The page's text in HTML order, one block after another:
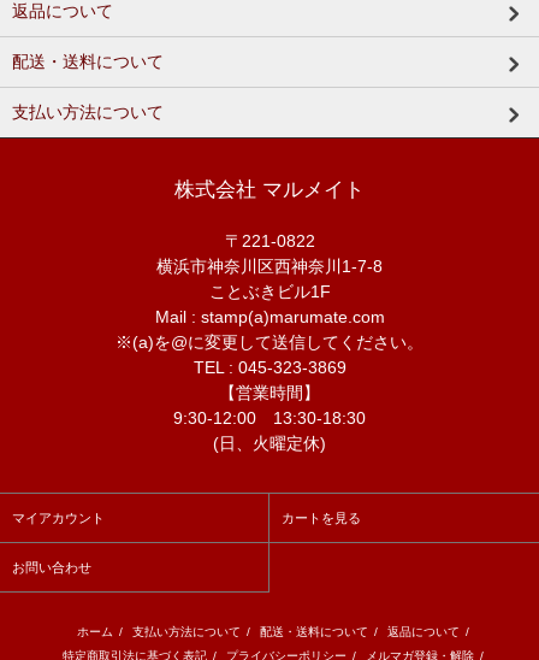
返品について
配送・送料について
支払い方法について
株式会社 マルメイト
〒221-0822
横浜市神奈川区西神奈川1-7-8
ことぶきビル1F
Mail : stamp(a)marumate.com
※(a)を@に変更して送信してください。
TEL : 045-323-3869
【営業時間】
9:30-12:00 13:30-18:30
(日、火曜定休)
マイアカウント カートを見る
お問い合わせ
ホーム / 支払い方法について / 配送・送料について / 返品について /
特定商取引法に基づく表記 / プライバシーポリシー / メルマガ登録・解除 /